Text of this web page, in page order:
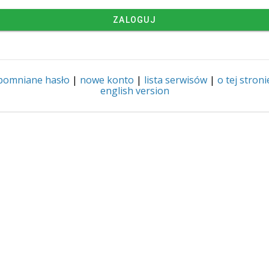
ZALOGUJ
hasło | nowe konto | lista serwisów | o tej
english version